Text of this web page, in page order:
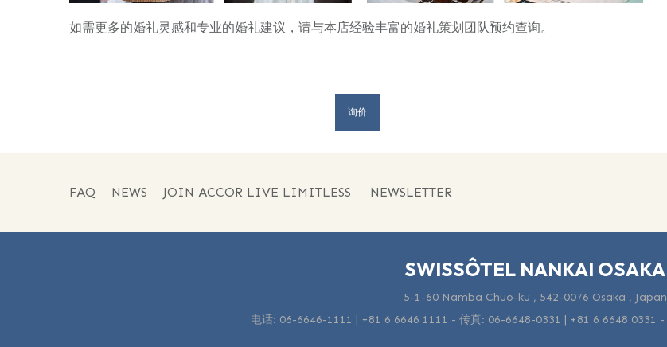
如需更多的婚礼灵感和专业的婚礼建议，请与本店经验丰富的婚礼策划团队预约查询。
询价
FAQ NEWS JOIN ACCOR LIVE LIMITLESS NEWSLETTER
SWISSÔTEL NANKAI OSAKA
5-1-60 Namba Chuo-ku , 542-0076 Osaka , Japan
电话: 06-6646-1111 | +81 6 6646 1111 - 传真: 06-6648-0331 | +81 6 6648 0331 -